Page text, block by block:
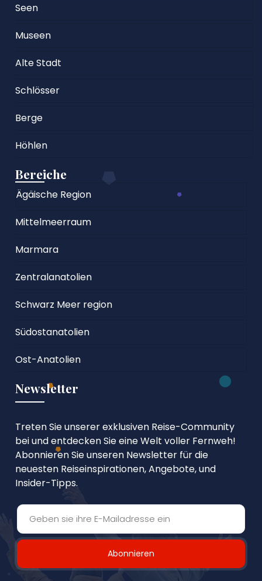
Seen
Museen
Alte Stadt
Schlösser
Berge
Höhlen
Bereiche
Ägäische Region
Mittelmeerraum
Marmara
Zentralanatolien
Schwarz Meer region
Südostanatolien
Ost-Anatolien
Newsletter
Treten Sie unserer exklusiven Reise-Community
bei und entdecken Sie eine Welt voller Fernweh!
Abonnieren Sie unseren Newsletter für die
neuesten Reiseinspirationen, Angebote, und
Insider-Tipps.
Abonnieren